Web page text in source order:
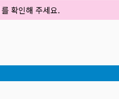
를 확인해 주세요.